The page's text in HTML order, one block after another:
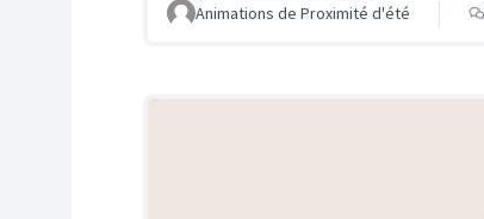
Animations de Proximité d'été